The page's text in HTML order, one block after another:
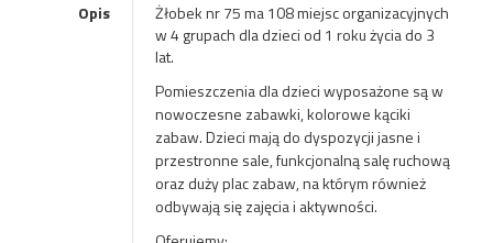
Opis
Żłobek nr 75 ma 108 miejsc organizacyjnych
w 4 grupach dla dzieci od 1 roku życia do 3
lat.
Pomieszczenia dla dzieci wyposażone są w
nowoczesne zabawki, kolorowe kąciki
zabaw. Dzieci mają do dyspozycji jasne i
przestronne sale, funkcjonalną salę ruchową
oraz duży plac zabaw, na którym również
odbywają się zajęcia i aktywności.